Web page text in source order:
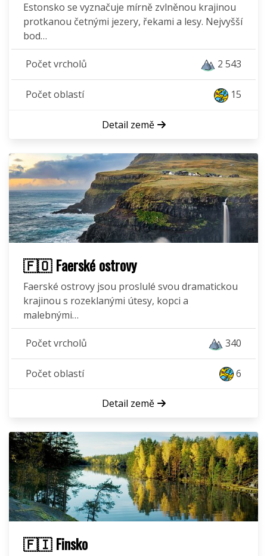
Estonsko se vyznačuje mírně zvlněnou krajinou
protkanou četnými jezery, řekami a lesy. Nejvyšší
bod…
Počet vrcholů 2 543
Počet oblastí 15
Detail země
🇫🇴 Faerské ostrovy
Faerské ostrovy jsou proslulé svou dramatickou
krajinou s rozeklanými útesy, kopci a
malebnými…
Počet vrcholů 340
Počet oblastí 6
Detail země
🇫🇮 Finsko